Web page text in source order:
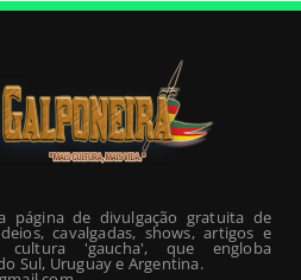
página de divulgação gratuita de
cavalgadas, shows, artigos e
cultura 'gaucha', que engloba
Sul, Uruguay e Argentina.